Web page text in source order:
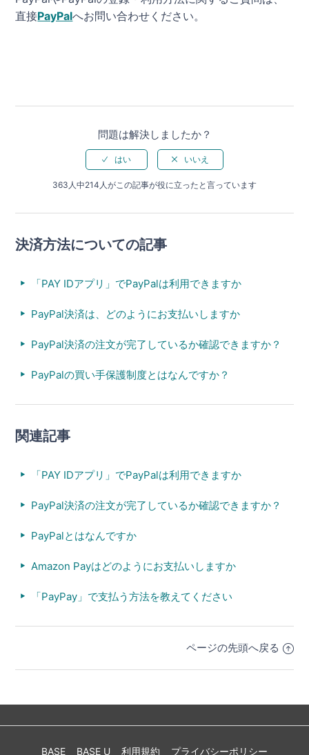
直接PayPalへお問い合わせください。
問題は解決しましたか？
363人中214人がこの記事が役に立ったと言っています
決済方法についての記事
「PAY IDアプリ」でPayPalは利用できますか
PayPal決済は、どのようにお支払いしますか
PayPal決済の注文が完了しているか確認できますか？
PayPalの買い手保護制度とはなんですか？
関連記事
「PAY IDアプリ」でPayPalは利用できますか
PayPal決済の注文が完了しているか確認できますか？
PayPalとはなんですか
Amazon Payはどのようにお支払いしますか
「PayPay」で支払う方法を教えてください
ページの先頭へ戻る
BASE BASE U 利用規約 プライバシーポリシー